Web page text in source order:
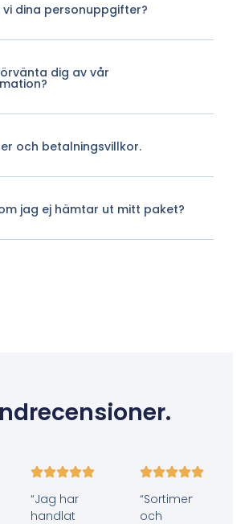
dina personuppgifter?
dig av vår
och betalningsvillkor.
jag ej hämtar ut mitt paket?
“Jag har
handlat
“Sortimentet
och